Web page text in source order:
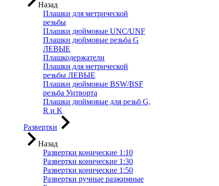
Назад
Плашки для метрической
резьбы
Плашки дюймовые UNC/UNF
Плашки дюймовые резьба G
ЛЕВЫЕ
Плашкодержатели
Плашки для метрической
резьбы ЛЕВЫЕ
Плашки дюймовые BSW/BSF
резьба Уитворта
Плашки дюймовые для резьб G,
R и K
Развертки
Назад
Развертки конические 1:10
Развертки конические 1:30
Развертки конические 1:50
Развертки ручные разжимные